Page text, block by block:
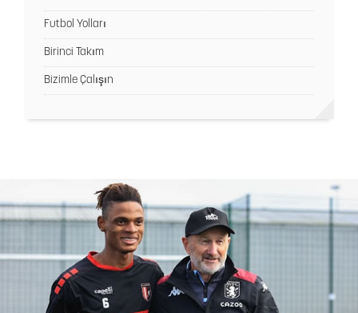
Futbol Yolları
Birinci Takım
Bizimle Çalışın